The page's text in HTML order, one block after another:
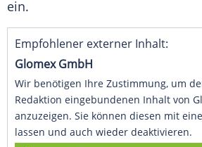
ein.
Empfohlener externer Inhalt:
Glomex GmbH
Wir benötigen Ihre Zustimmung, um
Redaktion eingebundenen Inhalt von
anzuzeigen. Sie können diesen mit
lassen und auch wieder deaktivieren.